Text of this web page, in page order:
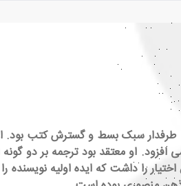
طرفدار سبک بسط و گسترش کتب بود.
افزود. او معتقد بود ترجمه بر دو
را داشت که ایده اولیه نویسنده